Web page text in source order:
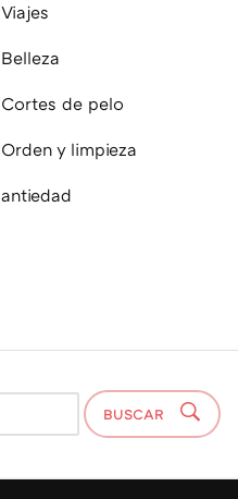
Viajes
Belleza
Cortes de pelo
Orden y limpieza
antiedad
BUSCAR